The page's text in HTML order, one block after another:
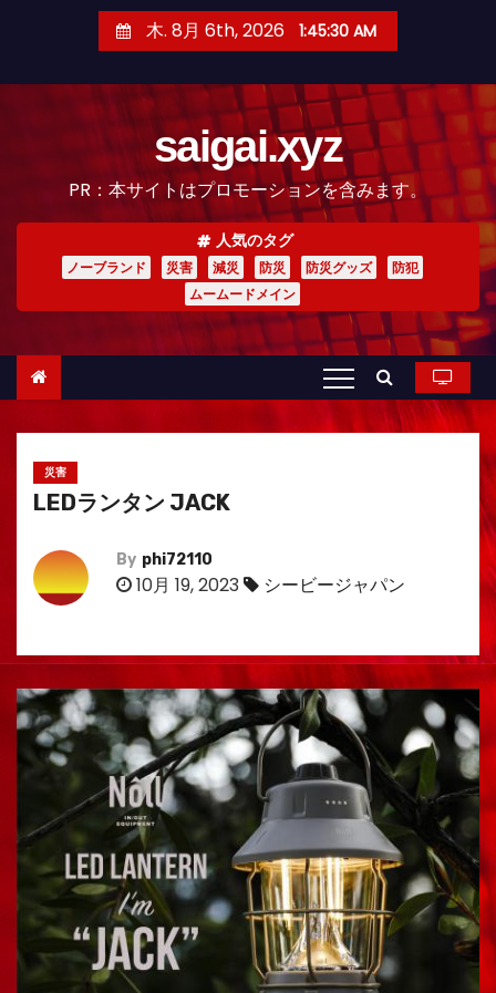
木. 8月 6th, 2026 1:45:32 AM
saigai.xyz
PR：本サイトはプロモーションを含みます。
人気のタグ
ノーブランド 災害 減災 防災 防災グッズ
防犯
ムームードメイン
災害
LEDランタン JACK
By phi72110
10月 19, 2023 シービージャパン